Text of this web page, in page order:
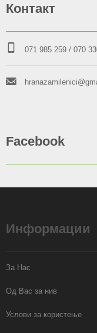
Контакт
071 985 259 / 070
Facebook
Информации
За Нас
Од Вас за нив
Услови за користење